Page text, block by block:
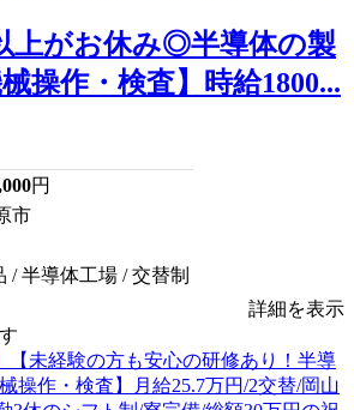
上がお休み◎半導体の製
操作・検査】時給1800...
円
市
/ 半導体工場 / 交替制
詳細を表示